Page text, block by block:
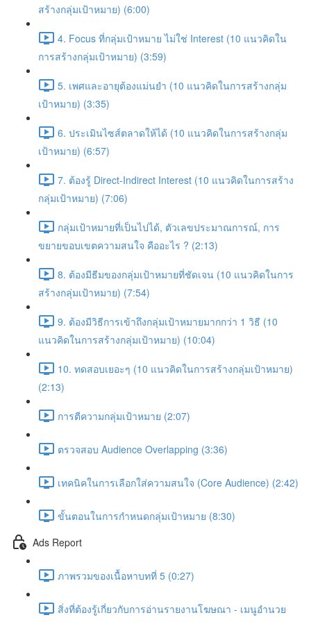
สร้างกลุ่มเป้าหมาย) (6:00)
4. Focus ที่กลุ่มเป้าหมาย ไม่ใช่ Interest (10 แนวคิดใน
การสร้างกลุ่มเป้าหมาย) (3:59)
5. เพศและอายุต้องแม่นยำ (10 แนวคิดในการสร้างกลุ่ม
เป้าหมาย) (3:35)
6. ประเมินไซส์ตลาดให้ได้ (10 แนวคิดในการสร้างกลุ่ม
เป้าหมาย) (6:57)
7. ต้องรู้ Direct-Indirect Interest (10 แนวคิดในการสร้าง
กลุ่มเป้าหมาย) (7:06)
กลุ่มเป้าหมายที่เป็นไปได้, ตัวเลขประมาณการณ์, การ
ขยายขอบเขตความสนใจ คืออะไร ? (2:13)
8. ต้องมีธีมของกลุ่มเป้าหมายที่ชัดเจน (10 แนวคิดในการ
สร้างกลุ่มเป้าหมาย) (7:54)
9. ต้องมีวิธีการเข้าถึงกลุ่มเป้าหมายมากกว่า 1 วิธี (10
แนวคิดในการสร้างกลุ่มเป้าหมาย) (10:04)
10. ทดสอบเยอะๆ (10 แนวคิดในการสร้างกลุ่มเป้าหมาย)
(2:13)
การตีความกลุ่มเป้าหมาย (2:07)
ตรวจสอบ Audience Overlapping (3:36)
เทคนิคในการเลือกใส่ความสนใจ (Core Audience) (2:42)
ขั้นตอนในการกำหนดกลุ่มเป้าหมาย (8:30)
Ads Report
ภาพรวมของเนื้อหาบทที่ 5 (0:27)
สิ่งที่ต้องรู้เกี่ยวกับการอ่านรายงานโฆษณา - เมนูอำนวย